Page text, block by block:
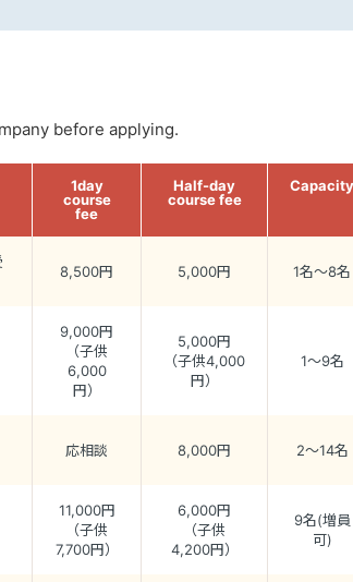
before applying.
1day
course
fee
Half-day
course fee
Capacity
8,500円 5,000円 1名～8名
9,000円
（子供
6,000
円）
5,000円
（子供4,000
円）
1～9名
応相談 8,000円 2～14名
11,000円
（子供
7,700円）
6,000円
（子供
4,200円）
9名(増員
可)